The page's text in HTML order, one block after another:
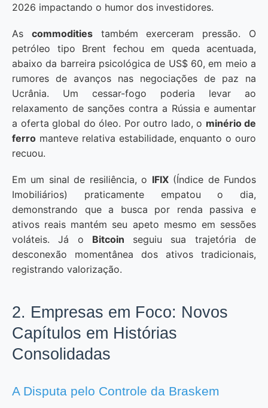
2026 impactando o humor dos investidores.
As commoditiestambém exerceram pressão. O
petróleo tipo Brent fechou em queda acentuada,
abaixo da barreira psicológica de US$ 60, em meio a
rumores de avanços nas negociações de paz na
Ucrânia. Um cessar-fogo poderia levar ao
relaxamento de sanções contra a Rússia e aumentar
a oferta global do óleo. Por outro lado, o minério de
ferro manteve relativa estabilidade, enquanto o ouro
recuou.
Em um sinal de resiliência, o IFIX(Índice de Fundos
Imobiliários) praticamente empatou o dia,
demonstrando que a busca por renda passiva e
ativos reais mantém seu apeto mesmo em sessões
voláteis. Já o Bitcoin seguiu sua trajetória de
desconexão momentânea dos ativos tradicionais,
registrando valorização.
2. Empresas em Foco: Novos
Capítulos em Histórias
Consolidadas
A Disputa pelo Controle da Braskem